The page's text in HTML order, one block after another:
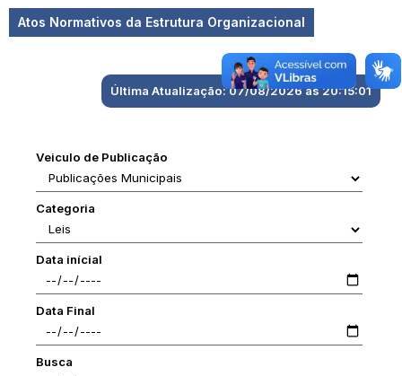
Atos Normativos da Estrutura Organizacional
Última Atualização: 07/08/2026 às 20:15:01
Veiculo de Publicação
Categoria
Data inícial
Data Final
Busca